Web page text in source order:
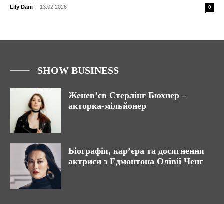
Lily Dani - 13.02.2026 0
SHOW BUSINESS
Женев’єв Стерлінг Бюхнер –
акторка-мільйонер
Біографія, кар’єра та досягнення
актриси з Едмонтона Олівії Ченг